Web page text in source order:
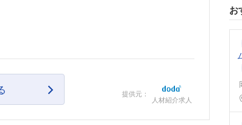
提供元：
人材紹介求人
お